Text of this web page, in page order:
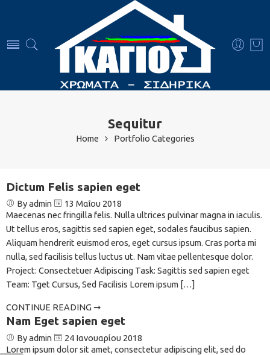
Sequitur
Home Portfolio Categories
Dictum Felis sapien eget
By admin
13 Μαΐου 2018
Maecenas nec fringilla felis. Nulla ultrices pulvinar magna in iaculis.
Ut tellus eros, sagittis sed sapien eget, sodales faucibus sapien.
Aliquam hendrerit euismod eros, eget cursus ipsum. Cras porta mi
nulla, sed facilisis tellus luctus ut. Nam vitae pellentesque dolor.
Project: Consectetuer Adipiscing Task: Sagittis sed sapien eget
Team: Tget Cursus, Sed Facilisis Lorem ipsum […]
CONTINUE READING ➞
Nam Eget sapien eget
By admin
24 Ιανουαρίου 2018
Lorem ipsum dolor sit amet, consectetur adipiscing elit, sed do